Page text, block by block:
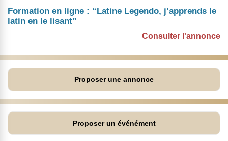
Formation en ligne : “Latine Legendo, j’apprends le
latin en le lisant”
Consulter l'annonce
Proposer une annonce
Proposer un événément